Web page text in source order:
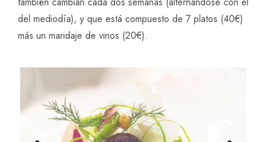
del mediodía), y que está compuesto de 7 platos (40€)
más un maridaje de vinos (20€).